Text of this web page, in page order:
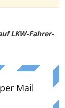
LKW-Fahrer-
Mail